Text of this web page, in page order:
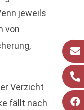
jeweils
von
Verzicht
fällt nach